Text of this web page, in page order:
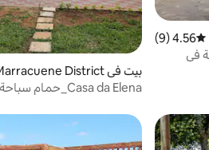
متوسط التقييم 4.56 من 5، 9 مراجعات
4.56 (9)
في
بيت في Marracuene District
Casa da Elena_حمام سباحة وملعب